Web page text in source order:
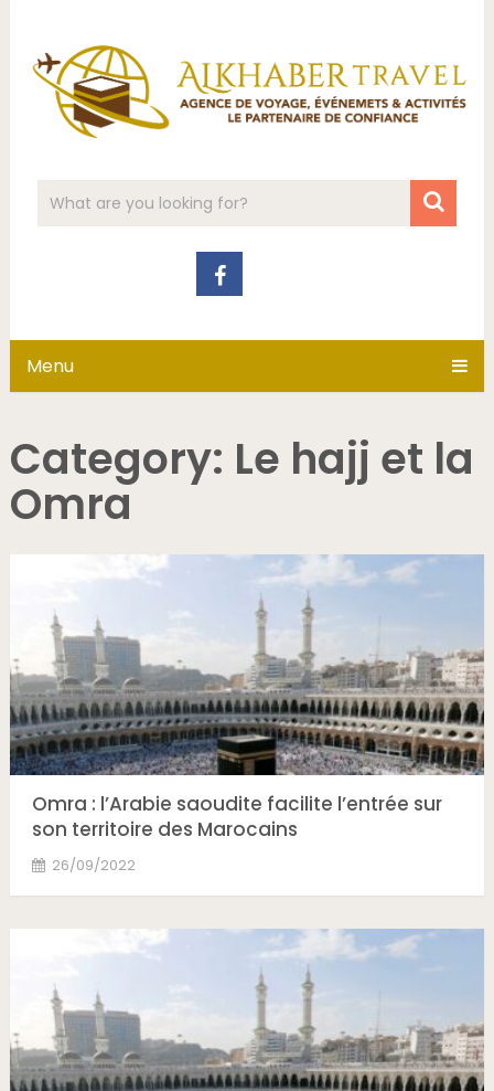
Menu
Category: Le hajj et la
Omra
Omra : l’Arabie saoudite facilite l’entrée sur
son territoire des Marocains
26/09/2022